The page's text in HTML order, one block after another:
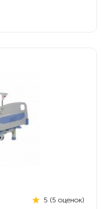
5 (5 оценок)